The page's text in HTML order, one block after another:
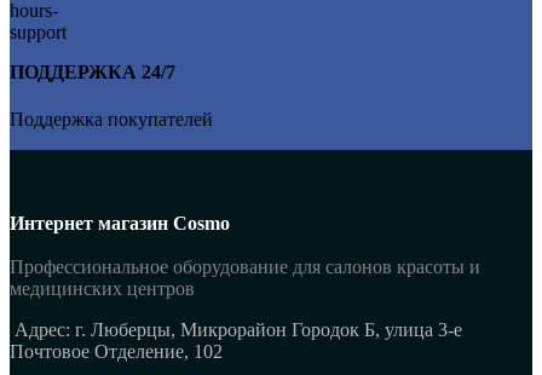
ПОДДЕРЖКА 24/7
Поддержка покупателей
Интернет магазин Cosmo
Профессиональное оборудование для салонов красоты и
медицинских центров
Адрес: г. Люберцы, Микрорайон Городок Б, улица 3-е
Почтовое Отделение, 102